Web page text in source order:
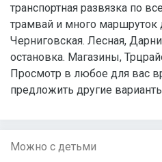
транспортная развязка по
трамвай и много
Черниговская. Лесная,
остановка. Магазины,
Просмотр в любое для вас
предложить другие
Можно с детьми